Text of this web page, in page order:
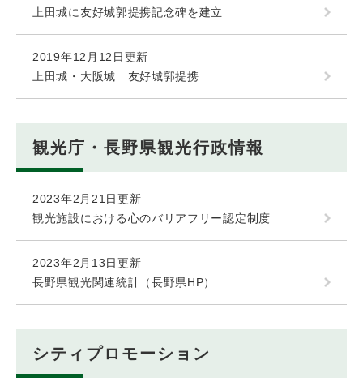
上田城に友好城郭提携記念碑を建立
2019年12月12日更新
上田城・大阪城 友好城郭提携
観光庁・長野県観光行政情報
2023年2月21日更新
観光施設における心のバリアフリー認定制度
2023年2月13日更新
長野県観光関連統計（長野県HP）
シティプロモーション